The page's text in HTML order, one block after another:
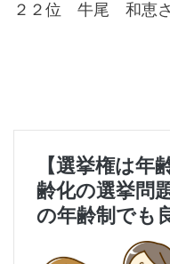
２２位 牛尾 和恵